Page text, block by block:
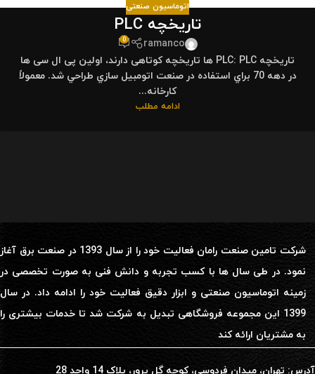
اتوماسیون صنعتی
تاریخچه PLC
ramanco
0
تاریخچه PLC: PLC ها تاریخچه کوتاهی دارند، اولین پی ال سی ها
در دهه 70 ﺑﺮاي اﺳﺘﻔﺎده در ﺻﻨﻌﺖ اﺗﻮﻣﺒﻴﻞ ﺳﺎزي ﻃﺮاﺣﻲ ﺷﺪ. معمولاً
کارخانه...
ادامه مطلب
شرکت تامین صنعت رامان فعالیت خود را از سال 1393 در صنعت برق آغاز
نمود. در طی سال ها با کسب تجربه و دانش فنی به صورت تخصصی در
زمینه اتوماسیون صنعتی و ابزار دقیق فعالیت خود را ادامه داد. در سال
1399 این مجموعه فروشگاهی تبدیل به شرکت شد تا خدمات بیشتری را
به مشتریان ارائه کند
آدرس: تهران، میدان فردوسی، کوچه گل پرور، پلاک 14 واحد 28